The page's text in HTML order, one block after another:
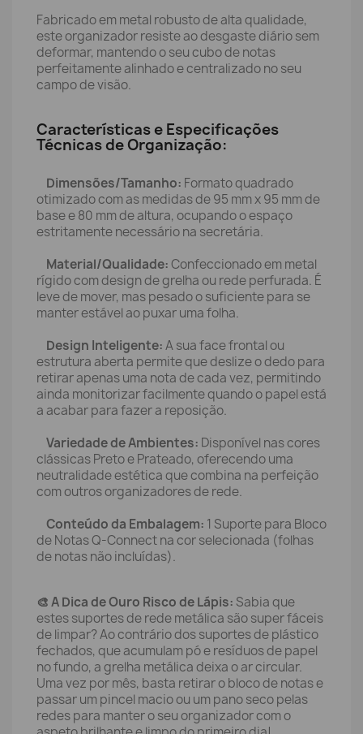
Fabricado em metal robusto de alta qualidade,
este organizador resiste ao desgaste diário sem
deformar, mantendo o seu cubo de notas
perfeitamente alinhado e centralizado no seu
campo de visão.
Características e Especificações
Técnicas de Organização:
Dimensões/Tamanho: Formato quadrado
otimizado com as medidas de 95 mm x 95 mm de
base e 80 mm de altura, ocupando o espaço
estritamente necessário na secretária.
Material/Qualidade:Confeccionado em metal
rígido com design de grelha ou rede perfurada. É
leve de mover, mas pesado o suficiente para se
manter estável ao puxar uma folha.
Design Inteligente:A sua face frontal ou
estrutura aberta permite que deslize o dedo para
retirar apenas uma nota de cada vez, permitindo
ainda monitorizar facilmente quando o papel está
a acabar para fazer a reposição.
Variedade de Ambientes: Disponível nas cores
clássicas Preto e Prateado, oferecendo uma
neutralidade estética que combina na perfeição
com outros organizadores de rede.
Conteúdo da Embalagem: 1 Suporte para Bloco
de Notas Q-Connect na cor selecionada (folhas
de notas não incluídas).
🎨 A Dica de Ouro Risco de Lápis: Sabia que
estes suportes de rede metálica são super fáceis
de limpar? Ao contrário dos suportes de plástico
fechados, que acumulam pó e resíduos de papel
no fundo, a grelha metálica deixa o ar circular.
Uma vez por mês, basta retirar o bloco de notas e
passar um pincel macio ou um pano seco pelas
redes para manter o seu organizador com o